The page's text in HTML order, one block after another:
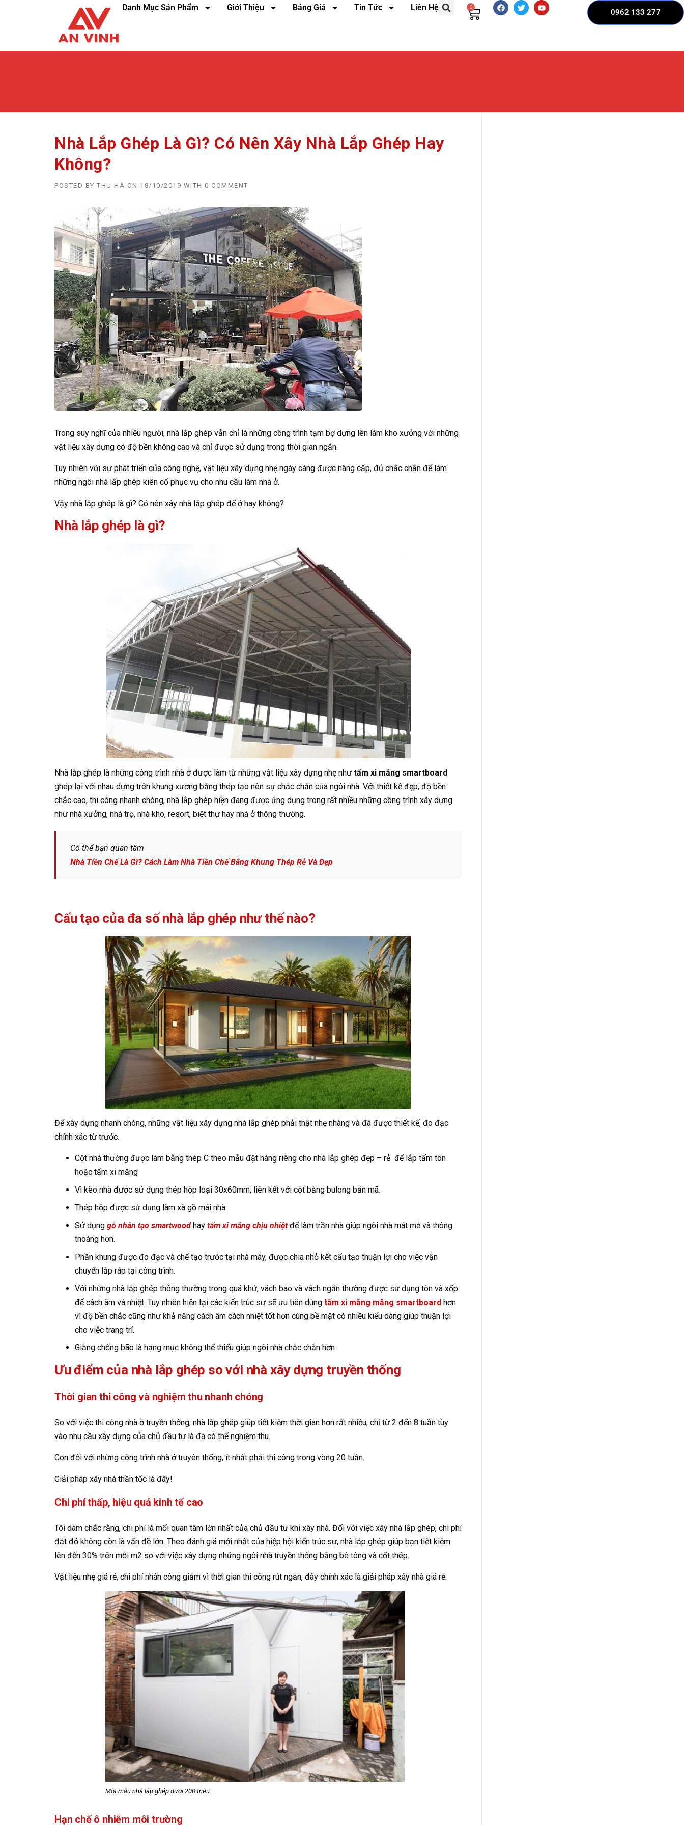
Danh Mục Sản Phẩm Giới Thiệu Bảng Giá Tin Tức Liên Hệ 0
0962 133 277
Nhà Lắp Ghép Là Gì? Có Nên Xây Nhà Lắp Ghép Hay
Không?
POSTED BY THU HÀ ON 18/10/2019 WITH 0 COMMENT
Trong suy nghĩ của nhiều người, nhà lắp ghép vẫn chỉ là những công trình tạm bợ dựng lên làm kho xưởng với những
vật liệu xây dựng có độ bền không cao và chỉ được sử dụng trong thời gian ngắn.
Tuy nhiên với sự phát triển của công nghệ, vật liệu xây dựng nhẹ ngày càng được nâng cấp, đủ chắc chắn để làm
những ngôi nhà lắp ghép kiên cố phục vụ cho nhu cầu làm nhà ở.
Vậy nhà lắp ghép là gì? Có nên xây nhà lắp ghép để ở hay không?
Nhà lắp ghép là gì?
Nhà lắp ghép là những công trình nhà ở được làm từ những vật liệu xây dựng nhẹ như tấm xi măng smartboard
ghép lại với nhau dựng trên khung xương bằng thép tạo nên sự chắc chắn của ngôi nhà. Với thiết kế đẹp, độ bền
chắc cao, thi công nhanh chóng, nhà lắp ghép hiện đang được ứng dụng trong rất nhiều những công trình xây dựng
như nhà xưởng, nhà trọ, nhà kho, resort, biệt thự hay nhà ở thông thường.
Có thể bạn quan tâm
Nhà Tiền Chế Là Gì? Cách Làm Nhà Tiền Chế Bằng Khung Thép Rẻ Và Đẹp
Cấu tạo của đa số nhà lắp ghép như thế nào?
Để xây dựng nhanh chóng, những vật liệu xây dựng nhà lắp ghép phải thật nhẹ nhàng và đã được thiết kế, đo đạc
chính xác từ trước.
Cột nhà thường được làm bằng thép C theo mẫu đặt hàng riêng cho nhà lắp ghép đẹp – rẻ để lắp tấm tôn
hoặc tấm xi măng
Vì kèo nhà được sử dụng thép hộp loại 30x60mm, liên kết với cột bằng bulong bản mã.
Thép hộp được sử dụng làm xà gồ mái nhà
Sử dụng gỗ nhân tạo smartwood hay tấm xi măng chịu nhiệtđể làm trần nhà giúp ngôi nhà mát mẻ và thông
thoáng hơn.
Phần khung được đo đạc và chế tạo trước tại nhà máy, được chia nhỏ kết cấu tạo thuận lợi cho việc vận
chuyển lắp ráp tại công trình.
Với những nhà lắp ghép thông thường trong quá khứ, vách bao và vách ngăn thường được sử dụng tôn và xốp
để cách âm và nhiệt. Tuy nhiên hiện tại các kiến trúc sư sẽ ưu tiên dùng tấm xi măng măng smartboard hơn
vì độ bền chắc cũng như khả năng cách âm cách nhiệt tốt hơn cùng bề mặt có nhiều kiểu dáng giúp thuận lợi
cho việc trang trí.
Giằng chống bão là hạng mục không thể thiếu giúp ngôi nhà chắc chắn hơn
Ưu điểm của nhà lắp ghép so với nhà xây dựng truyền thống
Thời gian thi công và nghiệm thu nhanh chóng
So với việc thi công nhà ở truyền thống, nhà lắp ghép giúp tiết kiệm thời gian hơn rất nhiều, chỉ từ 2 đến 8 tuần tùy
vào nhu cầu xây dựng của chủ đầu tư là đã có thể nghiệm thu.
Con đối với những công trình nhà ở truyên thống, ít nhất phải thi công trong vòng 20 tuần.
Giải pháp xây nhà thần tốc là đây!
Chi phí thấp, hiệu quả kinh tế cao
Tôi dám chắc rằng, chi phí là mối quan tâm lớn nhất của chủ đầu tư khi xây nhà. Đối với việc xây nhà lắp ghép, chi phí
đắt đỏ không còn là vấn đề lớn. Theo đánh giá mới nhất của hiệp hội kiến trúc sư, nhà lắp ghép giúp bạn tiết kiệm
lên đến 30% trên mỗi m2 so với việc xây dựng những ngôi nhà truyền thống bằng bê tông và cốt thép.
Vật liệu nhẹ giá rẻ, chi phí nhân công giảm vì thời gian thi công rút ngắn, đây chính xác là giải pháp xây nhà giá rẻ.
Một mẫu nhà lắp ghép dưới 200 triệu
Hạn chế ô nhiễm môi trường